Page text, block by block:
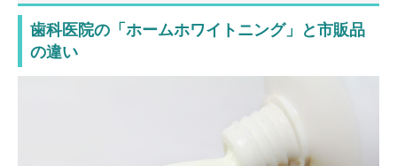
歯科医院の「ホームホワイトニング」と市販品
の違い